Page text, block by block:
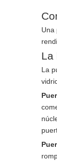
Una
La
La